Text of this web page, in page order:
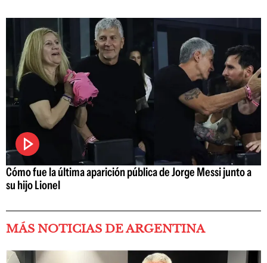
Cómo fue la última aparición pública de Jorge Messi junto a
su hijo Lionel
MÁS NOTICIAS DE ARGENTINA